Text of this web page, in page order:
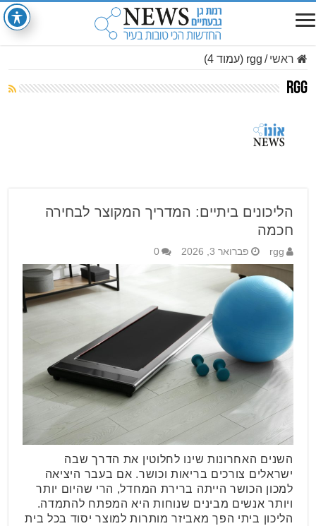
ראשי / rgg (עמוד 4)
rgg
הליכונים ביתיים: המדריך המקוצר לבחירה
חכמה
rgg פברואר 3, 2026 0
השנים האחרונות שינו לחלוטין את הדרך שבה
ישראלים צורכים בריאות וכושר. אם בעבר היציאה
למכון הכושר הייתה ברירת המחדל, הרי שהיום יותר
ויותר אנשים מבינים שנוחות היא המפתח להתמדה.
הליכון ביתי הפך מאביזר מותרות למוצר יסוד בכל בית